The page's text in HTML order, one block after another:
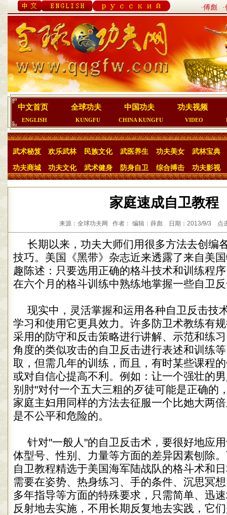
·傅彪
中文首页
ENGLISH
全球功夫
KUNGFU
中国功夫
CHINA KUNGFU
功夫视频
VIDEO
武术秘笈 欢乐武林 民族文化 武医养生 功夫美女 武林宝典
功夫商城 功夫文化 武术健身 防身自卫 综合搏击 功夫影视
家庭速成自卫教程
来源：全球功夫网 作者： 编辑：薛彪 日期：2013/9/3 点
长期以来，功夫大师们用很多方法去创编
技巧。美国《黑带》杂志近来透露了来自美
趣陈述：只要选用正确的格斗技术和训练程
在六个月的格斗训练中熟练地掌握一些自卫
现实中，灵活掌握和运用各种自卫反击技
学习和使用它更具效力。许多防卫术教练有
采用的防守和反击策略进行讲解、示范和练
角度的类似攻击的自卫反击进行表述和训练
取，但需几年的训练，而且，有时某些课程
或对自信心提高不利。例如：让一个强壮的
别肘"对付一个五大三粗的歹徒可能是正确的
家庭主妇用同样的方法去征服一个比她大两
是不公平和危险的。
针对"一般人"的自卫反击术，要很好地应
体型号、性别、力量等方面的差异因素刨除
自卫教程精选于美国海军陆战队的格斗术和
需要在姿势、热身练习、手的条件、沉思冥
多年指导等方面的特殊要求，只需简单、迅
反射地去实施，不用长期反复地去实践，它